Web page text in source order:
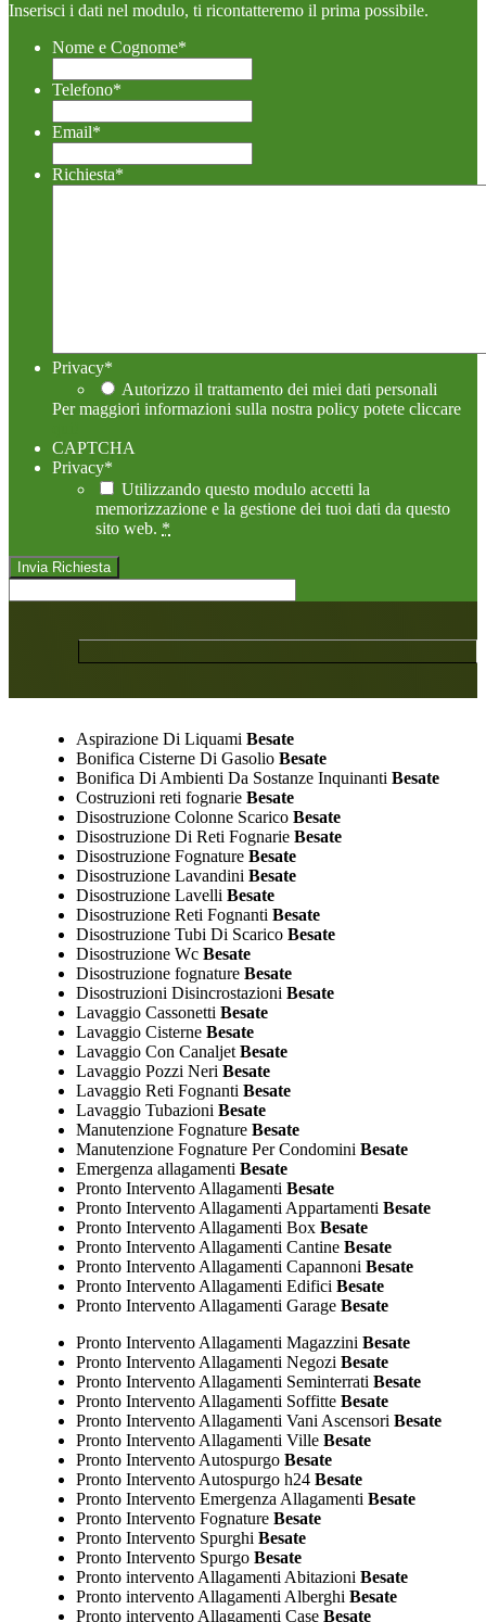
Inserisci i dati nel modulo, ti ricontatteremo il prima possibile.
Nome e Cognome*
Telefono*
Email*
Richiesta*
Privacy*
Autorizzo il trattamento dei miei dati personali
Per maggiori informazioni sulla nostra policy potete cliccare
CAPTCHA
Privacy*
Utilizzando questo modulo accetti la
memorizzazione e la gestione dei tuoi dati da questo
sito web. *
Aspirazione Di Liquami Besate
Bonifica Cisterne Di GasolioBesate
Bonifica Di Ambienti Da Sostanze Inquinanti Besate
Costruzioni reti fognarieBesate
Disostruzione Colonne ScaricoBesate
Disostruzione Di Reti FognarieBesate
Disostruzione FognatureBesate
Disostruzione Lavandini Besate
Disostruzione Lavelli Besate
Disostruzione Reti Fognanti Besate
Disostruzione Tubi Di ScaricoBesate
Disostruzione WcBesate
Disostruzione fognatureBesate
Disostruzioni Disincrostazioni Besate
Lavaggio Cassonetti Besate
Lavaggio CisterneBesate
Lavaggio Con CanaljetBesate
Lavaggio Pozzi Neri Besate
Lavaggio Reti Fognanti Besate
Lavaggio Tubazioni Besate
Manutenzione FognatureBesate
Manutenzione Fognature Per Condomini Besate
Emergenza allagamenti Besate
Pronto Intervento Allagamenti Besate
Pronto Intervento Allagamenti Appartamenti Besate
Pronto Intervento Allagamenti BoxBesate
Pronto Intervento Allagamenti CantineBesate
Pronto Intervento Allagamenti Capannoni Besate
Pronto Intervento Allagamenti Edifici Besate
Pronto Intervento Allagamenti GarageBesate
Pronto Intervento Allagamenti Magazzini Besate
Pronto Intervento Allagamenti Negozi Besate
Pronto Intervento Allagamenti Seminterrati Besate
Pronto Intervento Allagamenti SoffitteBesate
Pronto Intervento Allagamenti Vani Ascensori Besate
Pronto Intervento Allagamenti VilleBesate
Pronto Intervento AutospurgoBesate
Pronto Intervento Autospurgo h24Besate
Pronto Intervento Emergenza Allagamenti Besate
Pronto Intervento FognatureBesate
Pronto Intervento Spurghi Besate
Pronto Intervento SpurgoBesate
Pronto intervento Allagamenti Abitazioni Besate
Pronto intervento Allagamenti Alberghi Besate
Pronto intervento Allagamenti CaseBesate